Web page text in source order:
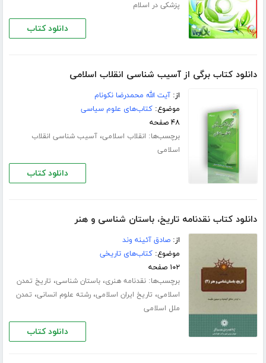
پزشکی در اسلام
دانلود کتاب
دانلود کتاب برگی از آسیب شناسی انقلاب اسلامی
از:آیت الله محمدرضا نکونام
موضوع:کتاب‌های علوم سیاسی
۴۸ صفحه
برچسب‌ها: انقلاب اسلامی،آسیب شناسی انقلاب
اسلامی
دانلود کتاب
دانلود کتاب نقدنامه تاریخ، باستان شناسی و هنر
از:صادق آئینه وند
موضوع:کتاب‌های تاریخی
۱۰۲ صفحه
برچسب‌ها:نقدنامه هنری،باستان شناسی، تاریخ تمدن
اسلامی، تاریخ ایران اسلامی،رشته علوم انسانی، تمدن
ملل اسلامی
دانلود کتاب